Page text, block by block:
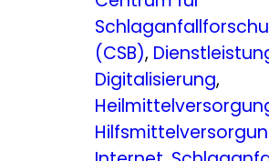
(CSB),
Digitalisierung